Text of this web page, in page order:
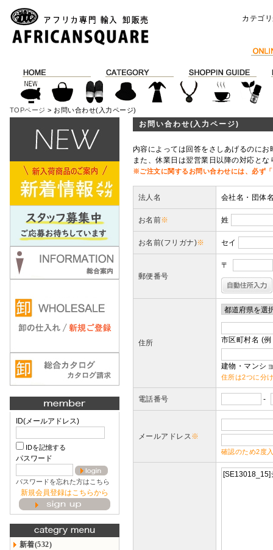
カテゴ
TOPページ > お問い合わせ(入力ページ)
ID(メールアドレス)
IDを記憶する
パスワード
パスワードを忘れた方はこちら
新規会員登録はこちらから
新着(532)
お問い合わせ(入力ページ)
内容によっては回答をさしあげるのに
また、休業日は翌営業日以降の対応と
※ご注文に関するお問い合わせには、必ず
法人名 会社名・団体
お名前※ 姓
お名前(フリガナ)※ セイ
郵便番号
〒
住所 市区町村名 (
建物・マンシ
住所は2つに分
電話番号 -
メールアドレス※
確認のため2度